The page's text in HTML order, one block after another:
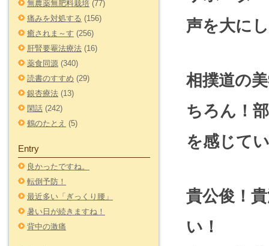
無農薬無肥料栽培 (77)
痛みを対処する (156)
癒されま～す (256)
肝腎要罨法療法 (16)
薬食同源 (340)
読書のすすめ (29)
銀杏療法 (13)
閑話 (242)
鶴のたとえ (5)
Entry
良かったですね。
転倒予防！
最近多い「ぎっくり腰」
暑い日が続きますね！
背中の激痛
声を大に
相撲道の
ちろん！
を感じて
貴公俊！
い！